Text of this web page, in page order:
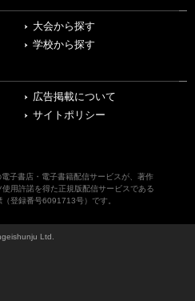
大会から探す
学校から探す
広告掲載について
サイトポリシー
子書店・電子書籍配信サービスが、著作
用許諾を得た正規版配信サービスである
登録番号6091713号）です。
Ltd.